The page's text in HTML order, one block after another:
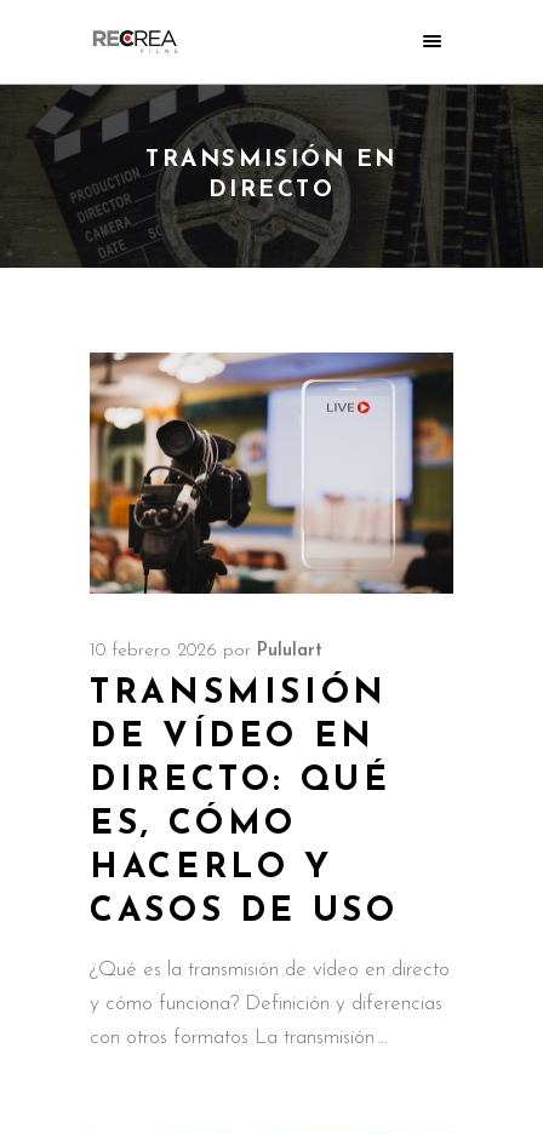
TRANSMISIÓN EN
DIRECTO
10 febrero 2026 por Pululart
TRANSMISIÓN
DE VÍDEO EN
DIRECTO: QUÉ
ES, CÓMO
HACERLO Y
CASOS DE USO
¿Qué es la transmisión de vídeo en directo
y cómo funciona? Definición y diferencias
con otros formatos La transmisión